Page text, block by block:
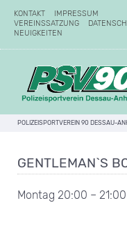
KONTAKT
IMPRESSUM
VEREINSSATZUNG
NEUIGKEITEN
POLIZEISPORTVEREIN 90 DESSAU-
GENTLEMAN`S
Montag 20:00 –